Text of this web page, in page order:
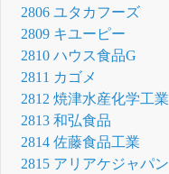
2806 ユタカフーズ
2809 キユーピー
2810 ハウス食品G
2811 カゴメ
2812 焼津水産化学工業
2813 和弘食品
2814 佐藤食品工業
2815 アリアケジャパン